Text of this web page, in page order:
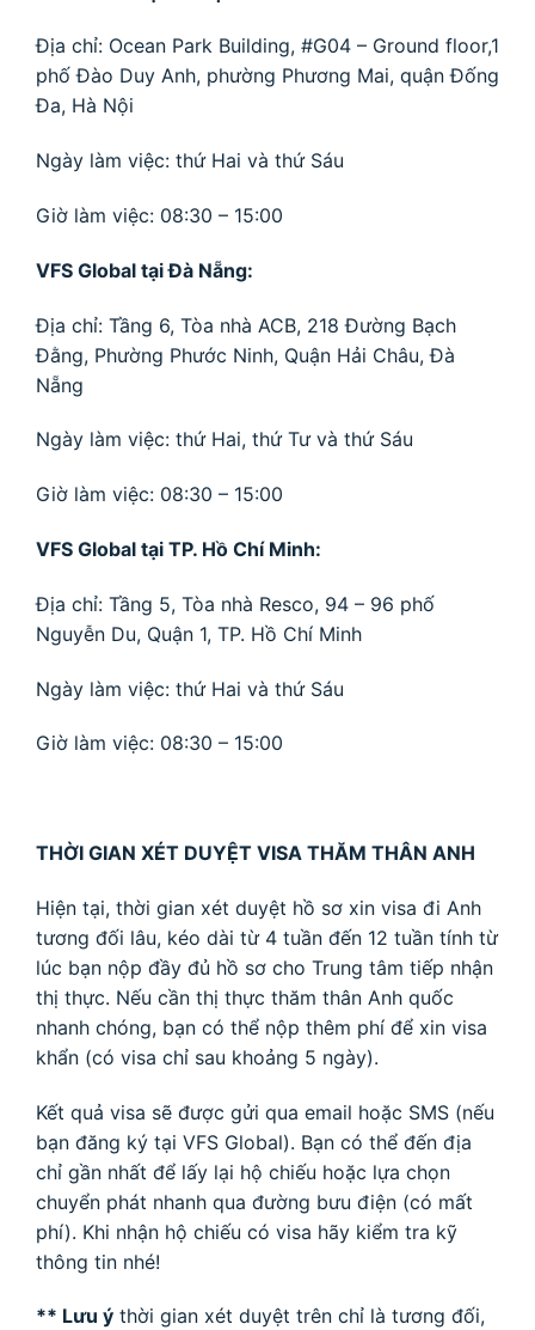
Địa chỉ: Ocean Park Building, #G04 – Ground floor,1
phố Đào Duy Anh, phường Phương Mai, quận Đống
Đa, Hà Nội
Ngày làm việc: thứ Hai và thứ Sáu
Giờ làm việc: 08:30 – 15:00
VFS Global tại Đà Nẵng:
Địa chỉ: Tầng 6, Tòa nhà ACB, 218 Đường Bạch
Đằng, Phường Phước Ninh, Quận Hải Châu, Đà
Nẵng
Ngày làm việc: thứ Hai, thứ Tư và thứ Sáu
Giờ làm việc: 08:30 – 15:00
VFS Global tại TP. Hồ Chí Minh:
Địa chỉ: Tầng 5, Tòa nhà Resco, 94 – 96 phố
Nguyễn Du, Quận 1, TP. Hồ Chí Minh
Ngày làm việc: thứ Hai và thứ Sáu
Giờ làm việc: 08:30 – 15:00
THỜI GIAN XÉT DUYỆT VISA THĂM THÂN ANH
Hiện tại, thời gian xét duyệt hồ sơ xin visa đi Anh
tương đối lâu, kéo dài từ 4 tuần đến 12 tuần tính từ
lúc bạn nộp đầy đủ hồ sơ cho Trung tâm tiếp nhận
thị thực. Nếu cần thị thực thăm thân Anh quốc
nhanh chóng, bạn có thể nộp thêm phí để xin visa
khẩn (có visa chỉ sau khoảng 5 ngày).
Kết quả visa sẽ được gửi qua email hoặc SMS (nếu
bạn đăng ký tại VFS Global). Bạn có thể đến địa
chỉ gần nhất để lấy lại hộ chiếu hoặc lựa chọn
chuyển phát nhanh qua đường bưu điện (có mất
phí). Khi nhận hộ chiếu có visa hãy kiểm tra kỹ
thông tin nhé!
** Lưu ý thời gian xét duyệt trên chỉ là tương đối,